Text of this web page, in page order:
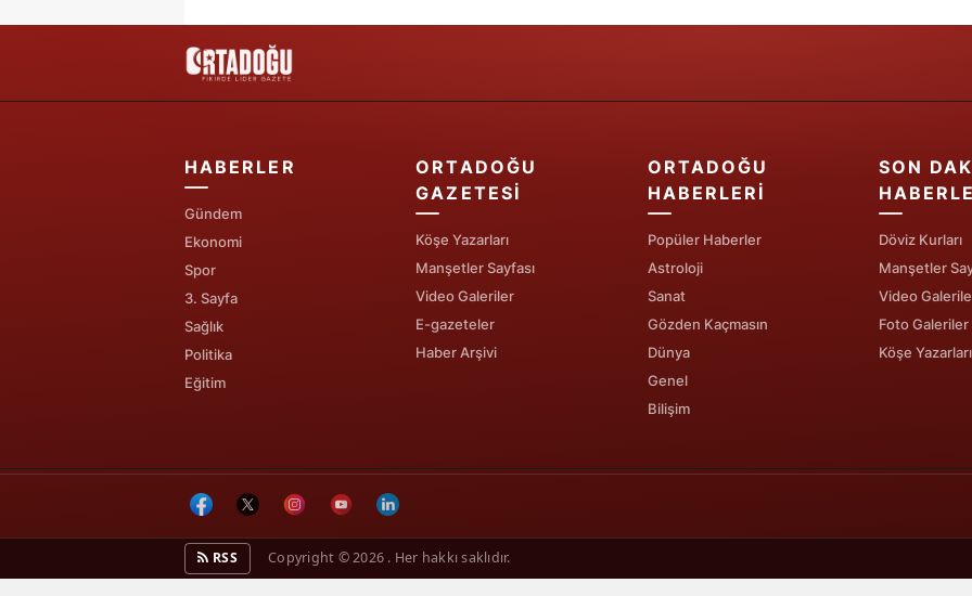
Sakarya
HABERLER
Gündem
Ekonomi
Spor
3. Sayfa
Sağlık
Politika
Eğitim
ORTADOĞU
GAZETESI
Köşe Yazarları
Manşetler Sayfası
Video Galeriler
E-gazeteler
Haber Arşivi
ORTADOĞU
HABERLERI
Popüler Haberler
Astroloji
Sanat
Gözden Kaçmasın
Dünya
Genel
Bilişim
SON
Döviz Kurları
Manşetler
Video
Foto Galeriler
Köşe Yazarları
RSS Copyright © 2026 . Her hakkı saklıdır.